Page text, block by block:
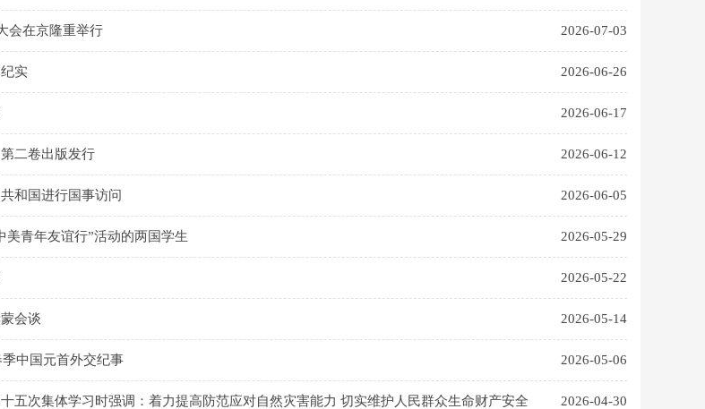
2026-07-03
会在京隆重举行
2026-06-26
实
2026-06-17
2026-06-12
二卷出版发行
2026-06-05
和国进行国事访问
2026-05-29
美青年友谊行”活动的两国学生
2026-05-22
2026-05-14
会谈
2026-05-06
中国元首外交纪事
2026-04-30
五次集体学习时强调：着力提高防范应对自然灾害能力 切实维护人民群众生命财产安全